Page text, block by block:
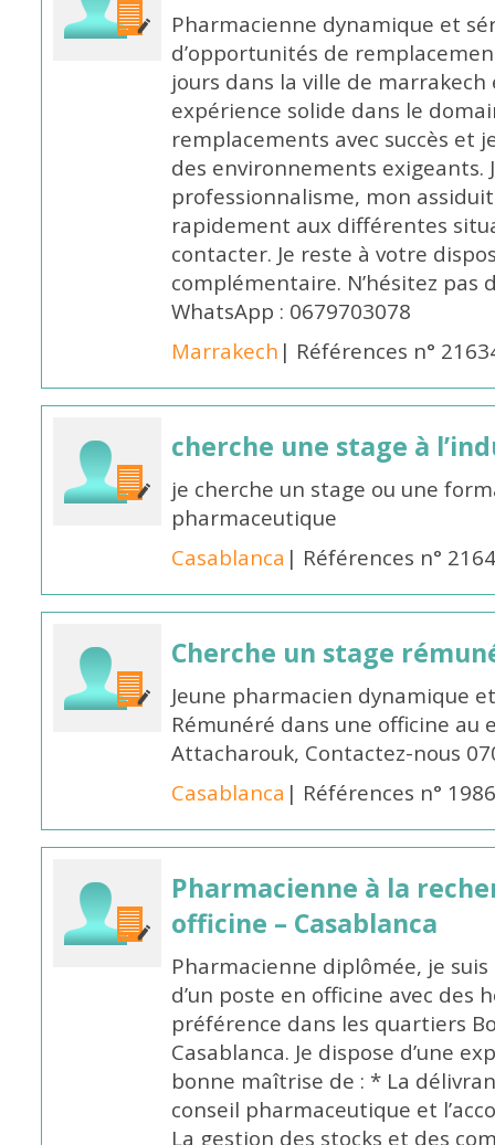
Pharmacienne dynamique et
d’opportunités de
jours dans la ville de marrakech
expérience solide dans le
remplacements avec succès et
des environnements exigeants.
professionnalisme, mon
rapidement aux différentes
contacter. Je reste à votre
complémentaire. N’hésitez
WhatsApp : 0679703078
Marrakech | Références n°
cherche une stage à
je cherche un stage ou une
pharmaceutique
Casablanca | Références n°
Cherche un stage
Jeune pharmacien dynamique
Rémunéré dans une officine au
Attacharouk, Contactez-nous
Casablanca | Références n°
Pharmacienne à la
officine – Casablanca
Pharmacienne diplômée, je
d’un poste en officine avec des
préférence dans les quartiers
Casablanca. Je dispose d’une
bonne maîtrise de : * La
conseil pharmaceutique et
La gestion des stocks et des